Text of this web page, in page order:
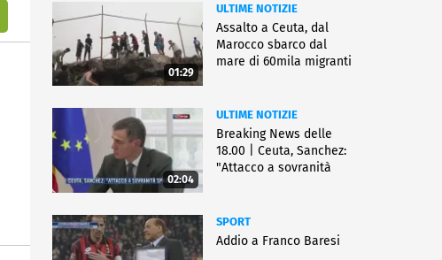
01:29
ULTIME NOTIZIE
Assalto a Ceuta, dal
Marocco sbarco dal
mare di 60mila migranti
02:04
ULTIME NOTIZIE
Breaking News delle
18.00 | Ceuta, Sanchez:
"Attacco a sovranità
SPORT
Addio a Franco Baresi